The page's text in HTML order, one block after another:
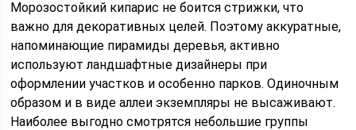
Морозостойкий кипарис не боится стрижки, что
важно для декоративных целей. Поэтому аккуратные,
напоминающие пирамиды деревья, активно
используют ландшафтные дизайнеры при
оформлении участков и особенно парков. Одиночным
образом и в виде аллеи экземпляры не высаживают.
Наиболее выгодно смотрятся небольшие группы